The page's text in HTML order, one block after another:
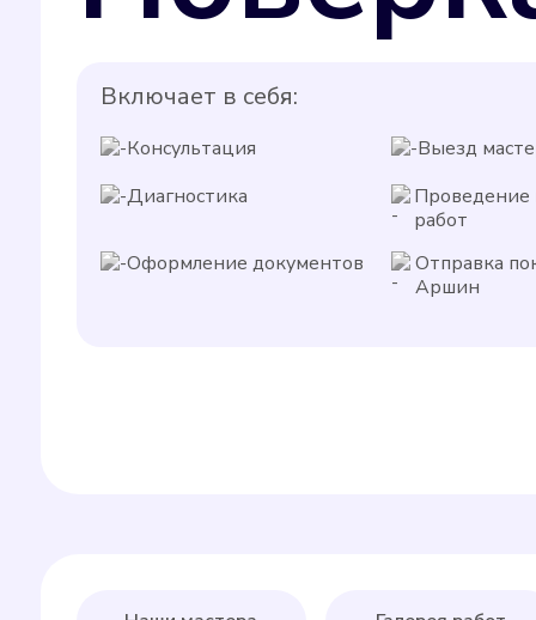
Включает в себя:
Консультация
Выезд
Диагностика
Проведение
работ
Оформление документов
Отправка
Аршин